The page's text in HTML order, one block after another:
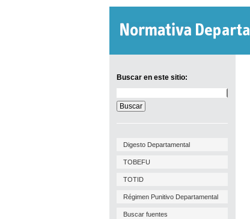
Buscar en este sitio:
en
este
sitio:
Digesto Departamental
TOBEFU
TOTID
Régimen Punitivo Departamental
Buscar fuentes